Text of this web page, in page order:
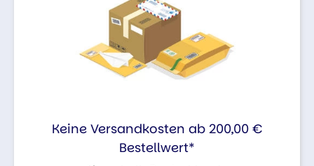
Keine Versandkosten ab 200,00 €
Bestellwert*